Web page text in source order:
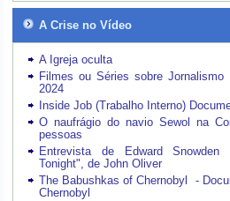
A Crise no Vídeo
A Igreja oculta
Filmes ou Séries sobre
2024
Inside Job (Trabalho Interno)
O naufrágio do navio Sewol na
pessoas
Entrevista de Edward
Tonight", de John Oliver
The Babushkas of Chernobyl -
Chernobyl